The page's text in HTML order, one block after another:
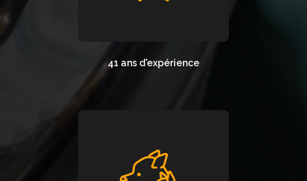
41 ans d'expérience